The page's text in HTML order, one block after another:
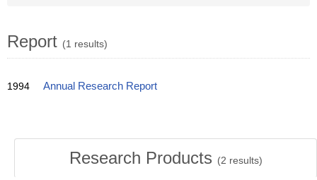
Report (1 results)
1994 Annual Research Report
Research Products (2 results)